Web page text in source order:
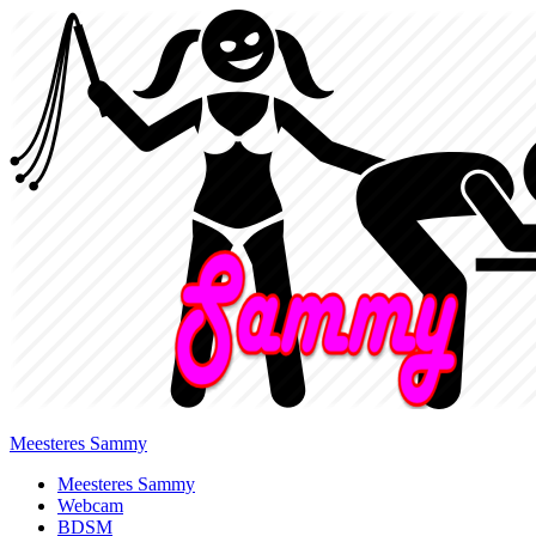
Meesteres Sammy
Primary
Menu
Meesteres Sammy
Webcam
BDSM